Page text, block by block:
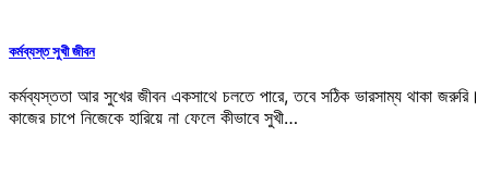
কর্মব্যস্ত সুখী জীবন
কর্মব্যস্ততা আর সুখের জীবন একসাথে চলতে পারে, তবে সঠিক ভারসাম্য থাকা জরুরি।
কাজের চাপে নিজেকে হারিয়ে না ফেলে কীভাবে সুখী…